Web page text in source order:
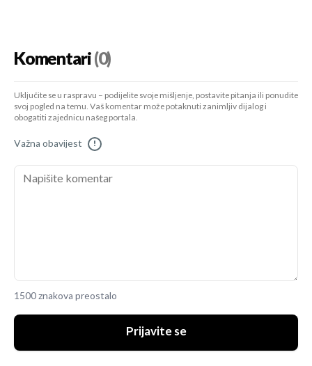
Komentari(0)
Uključite se u raspravu – podijelite svoje mišljenje, postavite pitanja ili ponudite
svoj pogled na temu. Vaš komentar može potaknuti zanimljiv dijalog i
obogatiti zajednicu našeg portala.
Važna obavijest !
1500 znakova preostalo
Prijavite se